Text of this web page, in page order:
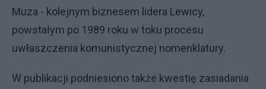
Muza - kolejnym biznesem lidera Lewicy,
powstałym po 1989 roku w toku procesu
uwłaszczenia komunistycznej nomenklatury.
W publikacji podniesiono także kwestię zasiadania